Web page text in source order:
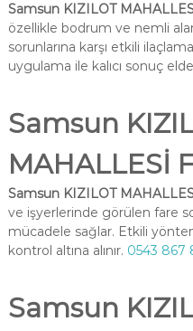
Samsun KIZILOT
özellikle bodrum ve nemli
sorunlarına karşı etkili
uygulama ile kalıcı sonuç
Samsun
MAHALLESİ
Samsun KIZILOT
ve işyerlerinde görülen fare
mücadele sağlar. Etkili
kontrol altına alınır. 0543 867
Samsun